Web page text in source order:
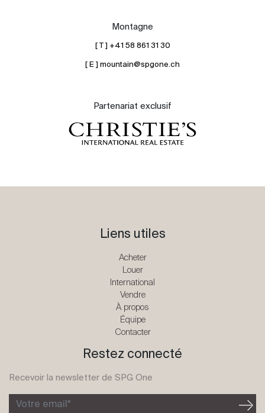
Montagne
[ T ] +41 58 861 31 30
[ E ] mountain@spgone.ch
Partenariat exclusif
Liens utiles
Acheter
Louer
International
Vendre
À propos
Équipe
Contacter
Restez connecté
Recevoir la newsletter de SPG One
Votre email*